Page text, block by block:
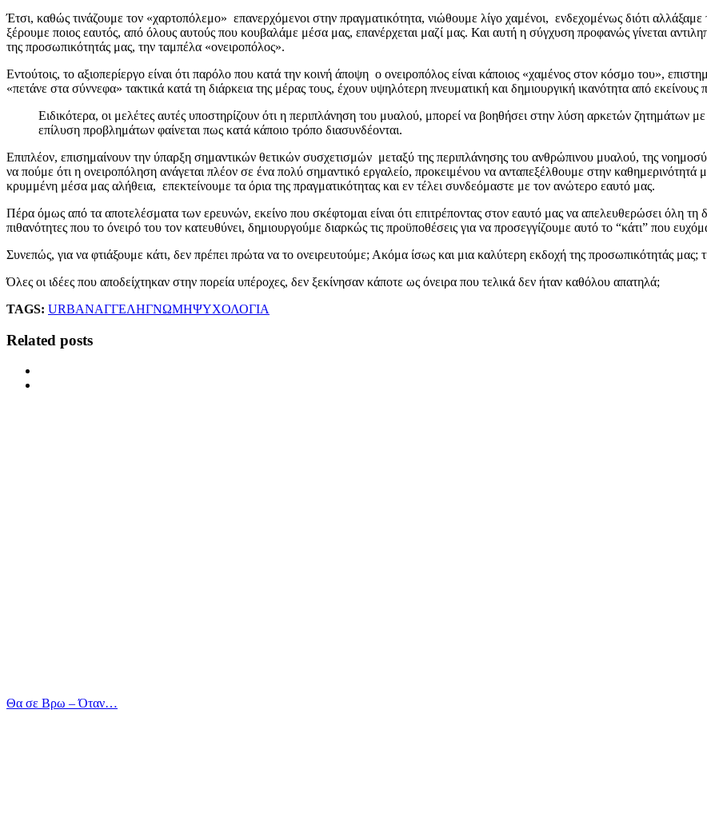
Έτσι, καθώς τινάζουμε τον «χαρτοπόλεμο» επανερχόμενοι στην πραγματικότητα, νιώθουμε λίγο χαμένοι, ενδεχομένως διότι αλλάξαμε
ξέρουμε ποιος εαυτός, από όλους αυτούς που κουβαλάμε μέσα μας, επανέρχεται μαζί μας. Και αυτή η σύγχυση προφανώς γίνεται
της προσωπικότητάς μας, την ταμπέλα «ονειροπόλος».
Εντούτοις, το αξιοπερίεργο είναι ότι παρόλο που κατά την κοινή άποψη ο ονειροπόλος είναι κάποιος «χαμένος στον κόσμο του»,
«πετάνε στα σύννεφα» τακτικά κατά τη διάρκεια της μέρας τους, έχουν υψηλότερη πνευματική και δημιουργική ικανότητα από εκείνους
Ειδικότερα, οι μελέτες αυτές υποστηρίζουν ότι η περιπλάνηση του μυαλού, μπορεί να βοηθήσει στην λύση αρκετών ζητημάτων
επίλυση προβλημάτων φαίνεται πως κατά κάποιο τρόπο διασυνδέονται.
Επιπλέον, επισημαίνουν την ύπαρξη σημαντικών θετικών συσχετισμών μεταξύ της περιπλάνησης του ανθρώπινου μυαλού, της
να πούμε ότι η ονειροπόληση ανάγεται πλέον σε ένα πολύ σημαντικό εργαλείο, προκειμένου να ανταπεξέλθουμε στην
κρυμμένη μέσα μας αλήθεια, επεκτείνουμε τα όρια της πραγματικότητας και εν τέλει συνδεόμαστε με τον ανώτερο εαυτό μας.
Πέρα όμως από τα αποτελέσματα των ερευνών, εκείνο που σκέφτομαι είναι ότι επιτρέποντας στον εαυτό μας να απελευθερώσει όλη τη
πιθανότητες που το όνειρό του τον κατευθύνει, δημιουργούμε διαρκώς τις προϋποθέσεις για να προσεγγίζουμε αυτό το “κάτι” που
Συνεπώς, για να φτιάξουμε κάτι, δεν πρέπει πρώτα να το ονειρευτούμε; Ακόμα ίσως και μια καλύτερη εκδοχή της προσωπικότητάς μας;
Όλες οι ιδέες που αποδείχτηκαν στην πορεία υπέροχες, δεν ξεκίνησαν κάποτε ως όνειρα που τελικά δεν ήταν καθόλου απατηλά;
TAGS: URBANΑΓΓΕΛΗΓΝΩΜΗΨΥΧΟΛΟΓΙΑ
Related posts
Θα σε Βρω – Όταν…